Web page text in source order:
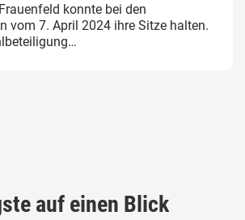
konnte bei den
vom 7. April 2024 ihre Sitze halten.
auf einen Blick